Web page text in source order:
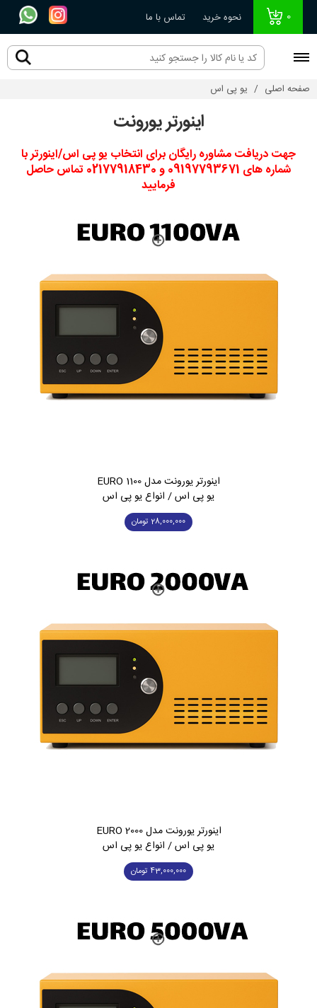
0 نحوه خرید تماس با ما
صفحه اصلی یو پی اس
اینورتر یورونت
جهت دریافت مشاوره رایگان برای انتخاب یو پی اس/اینورتر با
شماره های 09197793671 و 02177918430 تماس حاصل
فرمایید
اینورتر یورونت مدل EURO 1100
یو پی اس / انواع یو پی اس
28,000,000 تومان
اینورتر یورونت مدل EURO 2000
یو پی اس / انواع یو پی اس
43,000,000 تومان